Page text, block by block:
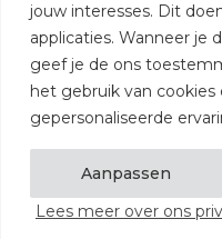
jouw interesses. Dit
applicaties. Wanneer je
geef je de ons
het gebruik van
gepersonaliseerde
Aanpassen
Lees meer over ons
© 2026 NVD
Privacy statement
Disclaimer